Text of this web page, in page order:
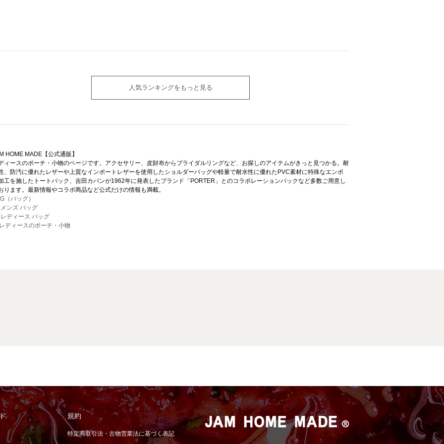
人気ランキングをもっと見る
HOME MADE【公式通販】
ィースのポーチ・小物のページです。アクセサリー、皮財布からブライダルリングなど、お探しのアイテムがきっと見つかる。耐
、防汚に優れたレザーや上質なインポートレザーを使用したショルダーバッグや軽量で耐水性に優れたPVC素材に特殊なエンボ
工を施したトートバック、吉田カバンが1962年に発表したブランド「PORTER」とのコラボレーションバックなど多数ご用意し
ります。最新情報やコラボ商品など公式だけの情報も満載。
（バッグ）
ンズ バッグ
ディース バッグ
ディースのポーチ・小物
規約
特定商取引法・古物営業法に基づく表記